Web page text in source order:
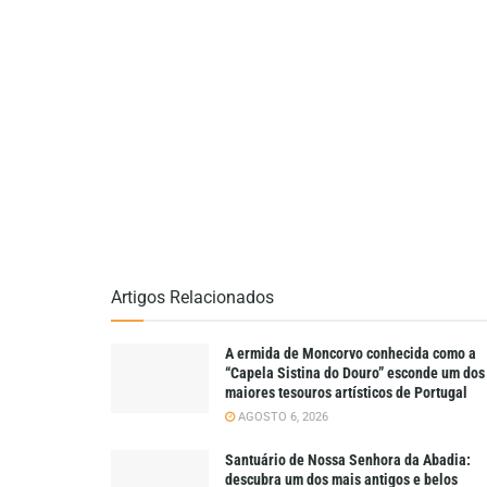
Artigos Relacionados
A ermida de Moncorvo conhecida como a
“Capela Sistina do Douro” esconde um dos
maiores tesouros artísticos de Portugal
AGOSTO 6, 2026
Santuário de Nossa Senhora da Abadia:
descubra um dos mais antigos e belos